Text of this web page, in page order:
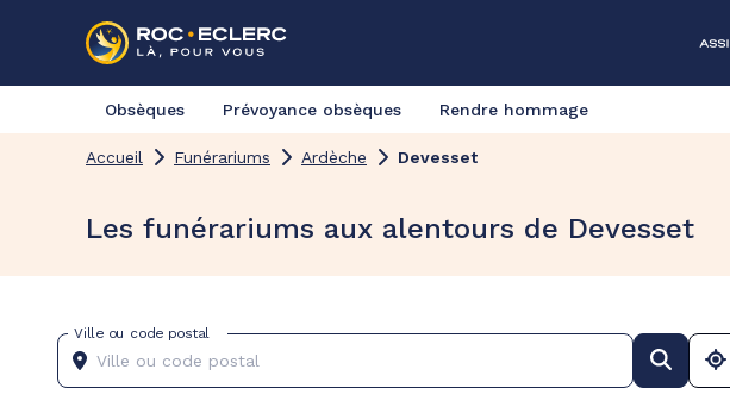
Obsèques Prévoyance obsèques Rendre hommage
Accueil Funérariums Ardèche Devesset
Les funérariums aux alentours de Devesset
Ville ou code postal